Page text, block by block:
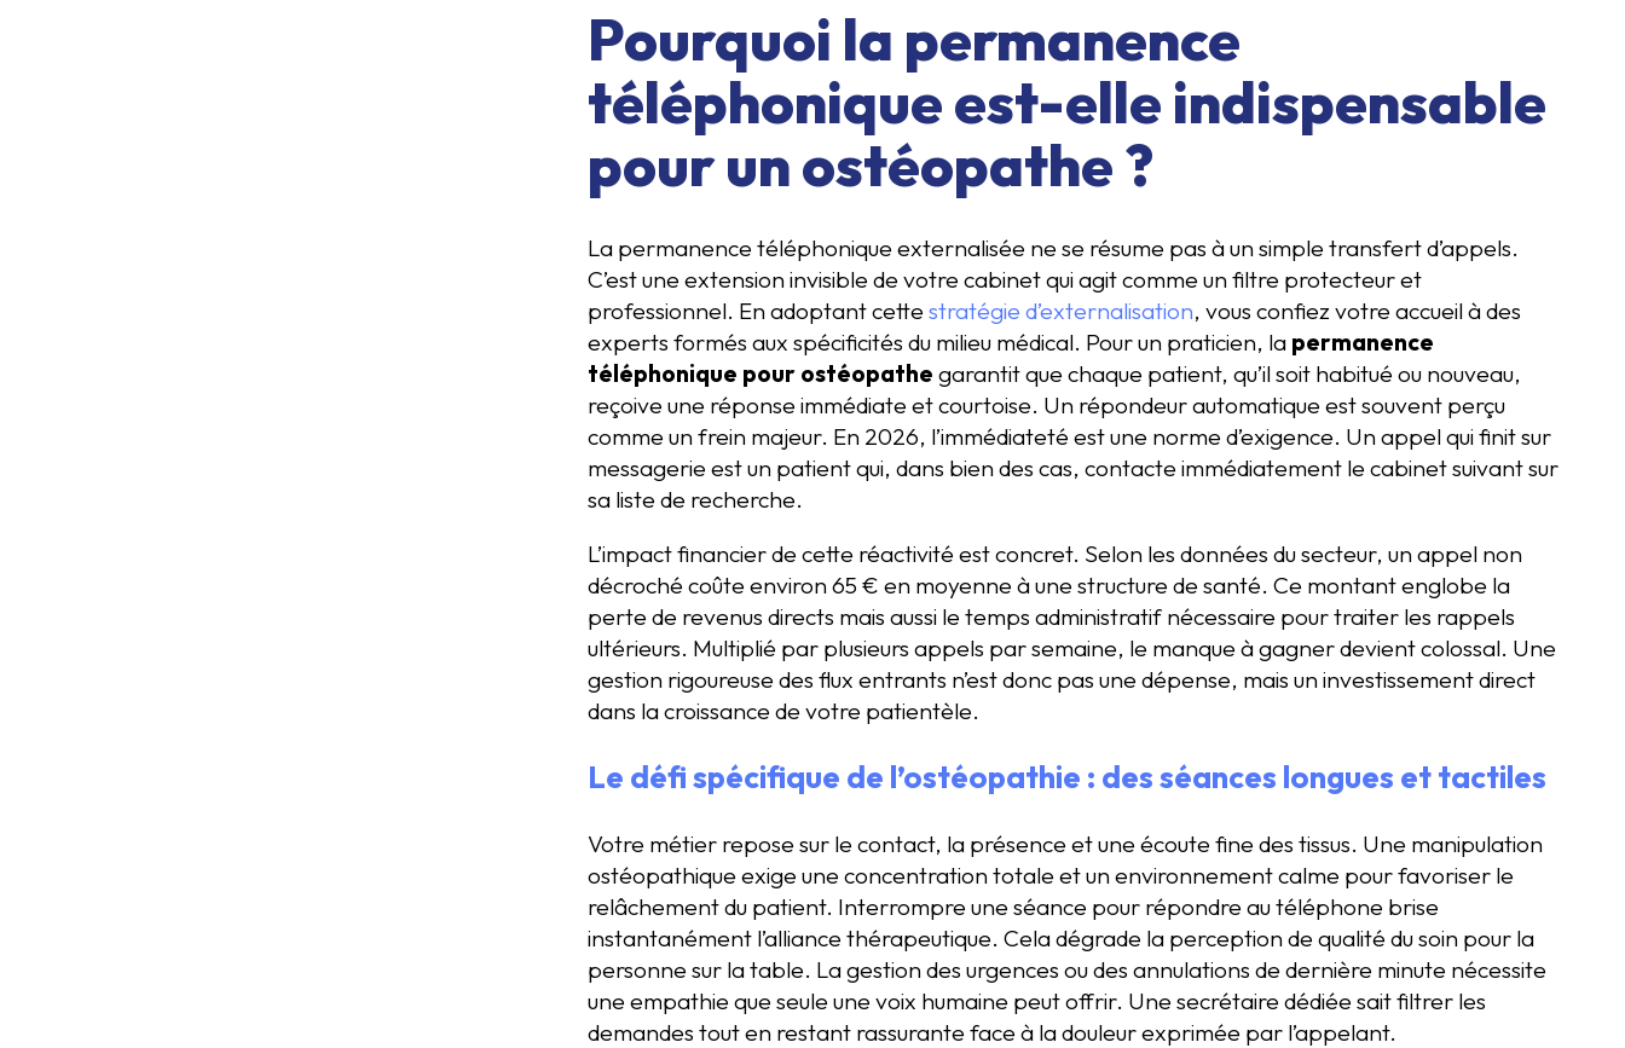
Pourquoi la permanence
téléphonique est-elle indispensable
pour un ostéopathe ?
La permanence téléphonique externalisée ne se résume pas à un simple transfert d’appels.
C’est une extension invisible de votre cabinet qui agit comme un filtre protecteur et
professionnel. En adoptant cette stratégie d’externalisation, vous confiez votre accueil à des
experts formés aux spécificités du milieu médical. Pour un praticien, la permanence
téléphonique pour ostéopathe garantit que chaque patient, qu’il soit habitué ou nouveau,
reçoive une réponse immédiate et courtoise. Un répondeur automatique est souvent perçu
comme un frein majeur. En 2026, l’immédiateté est une norme d’exigence. Un appel qui finit sur
messagerie est un patient qui, dans bien des cas, contacte immédiatement le cabinet suivant sur
sa liste de recherche.
L’impact financier de cette réactivité est concret. Selon les données du secteur, un appel non
décroché coûte environ 65 € en moyenne à une structure de santé. Ce montant englobe la
perte de revenus directs mais aussi le temps administratif nécessaire pour traiter les rappels
ultérieurs. Multiplié par plusieurs appels par semaine, le manque à gagner devient colossal. Une
gestion rigoureuse des flux entrants n’est donc pas une dépense, mais un investissement direct
dans la croissance de votre patientèle.
Le défi spécifique de l’ostéopathie : des séances longues et tactiles
Votre métier repose sur le contact, la présence et une écoute fine des tissus. Une manipulation
ostéopathique exige une concentration totale et un environnement calme pour favoriser le
relâchement du patient. Interrompre une séance pour répondre au téléphone brise
instantanément l’alliance thérapeutique. Cela dégrade la perception de qualité du soin pour la
personne sur la table. La gestion des urgences ou des annulations de dernière minute nécessite
une empathie que seule une voix humaine peut offrir. Une secrétaire dédiée sait filtrer les
demandes tout en restant rassurante face à la douleur exprimée par l’appelant.